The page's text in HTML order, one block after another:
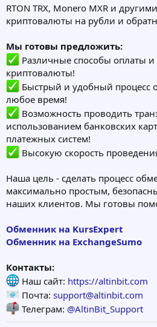
RTON TRX, Monero MXR и
криптовалюты на рубли и
Мы готовы предложить:
Различные способы оплаты
криптовалюты!
Быстрый и удобный процесс
любое время!
Возможность проводить
использованием банковских
платежных систем!
Высокую скорость
Наша цель - сделать процесс
максимально простым,
наших клиентов. Мы готовы
Обменник на KursExpert
Обменник на ExchangeSumo
Контакты:
Наш сайт: https://altinbit.com
Почта: support@altinbit.com
Телеграм: @AltinBit_Support